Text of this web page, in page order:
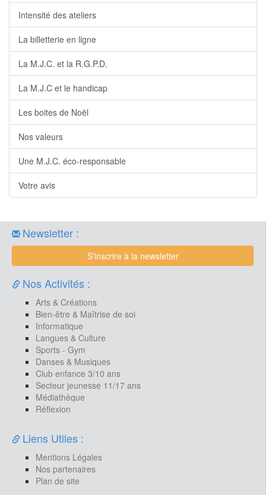
Intensité des ateliers
La billetterie en ligne
La M.J.C. et la R.G.P.D.
La M.J.C et le handicap
Les boites de Noël
Nos valeurs
Une M.J.C. éco-responsable
Votre avis
Newsletter :
S'inscrire à la newsletter
Nos Activités :
Arts & Créations
Bien-être & Maîtrise de soi
Informatique
Langues & Culture
Sports - Gym
Danses & Musiques
Club enfance 3/10 ans
Secteur jeunesse 11/17 ans
Médiathèque
Réflexion
Liens Utiles :
Mentions Légales
Nos partenaires
Plan de site